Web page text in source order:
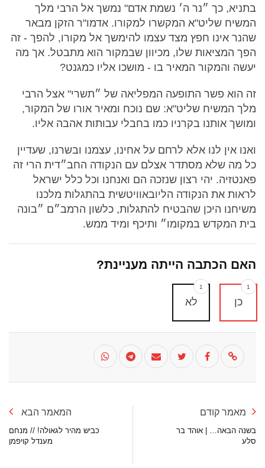
בתניא, כך ״נר ה׳ נשמת אדם" נמשך אל הרבי מלך
המשיח שליט"א המקשרו למקורו. אדמו"ר הזקן מבאר
שהנר אינו חפץ מצד עצמו להימשך אל מקורו, להפך - זה
הפך המציאות שלו, מכיוון שבמקור הוא מתבטל. אך מה
יעשה והמקור המאיר בו - מושכו אליו כמגנט?
זה הוא פשר התופעה המפליאה של ״תשרי" אצל הרבי
מלך המשיח שליט"א: שם נוכח ומאיר אורו של המקור,
ומושך אותנו בקרניו כמו בחבלי עבותות אהבה אליו.
ואנו אין לנו אלא לרחם על אחינו, עצמנו ובשרנו, שעדיין
כל מה שלא מסתדר אצלם עם הנקודה החב״דית הרי זה
פאנטזיה. יהי רצון שנזכה הם ואנחנו וכל כלל ישראל
לראות את הנקודה הליובאוויטשית בהתגלות מלכנו
משיחנו היכן שהבטיח להתגלות, כלשון הרמב״ם ״בונה
בית המקדש במקומו״ ותיכף ומיד ממש.
האם הכתבה הייתה מעניינת?
כן
1
לא
1
מאמר קודם
בשנה הבאה… | אוהד בר
סלע
המאמר הבא
כביש מהיר לגאולה! // מנחם
מענדל קויפמן